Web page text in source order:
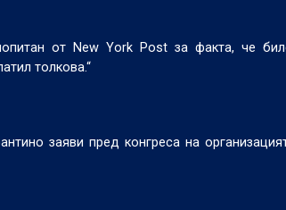
от New York Post за факта, че
толкова.“
заяви пред конгреса на